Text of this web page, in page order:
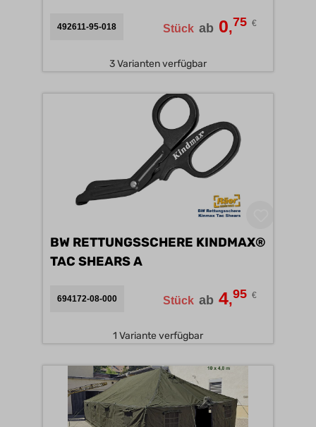
492611-95-018 Stück ab 0,75 €
3 Varianten verfügbar
BW RETTUNGSSCHERE KINDMAX®
TAC SHEARS A
694172-08-000 Stück ab 4,95 €
1 Variante verfügbar